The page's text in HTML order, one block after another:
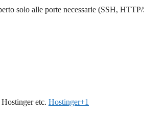
solo alle porte necessarie (SSH,
etc. Hostinger+1